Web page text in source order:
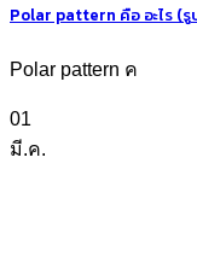
Polar pattern คือ อะไร (รู
Polar pattern ค
01
มี.ค.